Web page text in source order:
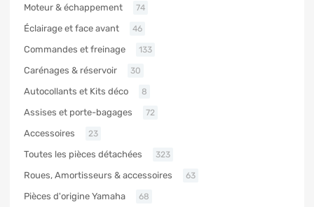
Moteur & échappement 74
Éclairage et face avant 46
Commandes et freinage 133
Carénages & réservoir 30
Autocollants et Kits déco 8
Assises et porte-bagages 72
Accessoires 23
Toutes les pièces détachées 323
Roues, Amortisseurs & accessoires 63
Pièces d'origine Yamaha 68